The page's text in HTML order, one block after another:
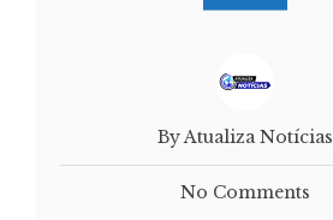
By Atualiza Notícias
No Comments